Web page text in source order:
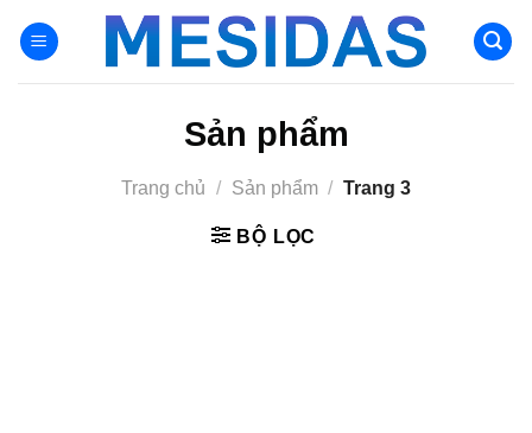
đến
Sản phẩm
Trang chủ / Sản phẩm / Trang 3
BỘ LỌC